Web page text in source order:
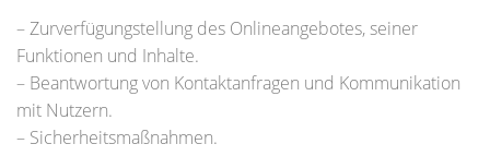
– Zurverfügungstellung des Onlineangebotes, seiner
Funktionen und Inhalte.
– Beantwortung von Kontaktanfragen und Kommunikation
mit Nutzern.
– Sicherheitsmaßnahmen.